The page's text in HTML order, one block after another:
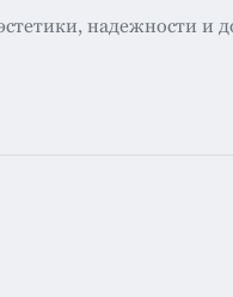
надежности и